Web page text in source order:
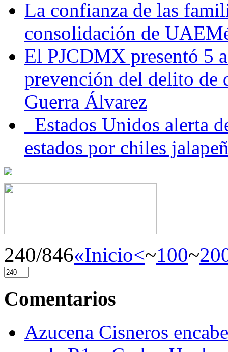
La confianza de las
consolidación de
El PJCDMX presentó 5
prevención del delito de
Guerra Álvarez
Estados Unidos alerta
estados por chiles
240/846«Inicio<~100~
Comentarios
Azucena Cisneros